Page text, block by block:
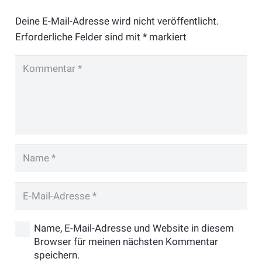
Deine E-Mail-Adresse wird nicht veröffentlicht.
Erforderliche Felder sind mit *markiert
Name, E-Mail-Adresse und Website in diesem
Browser für meinen nächsten Kommentar
speichern.